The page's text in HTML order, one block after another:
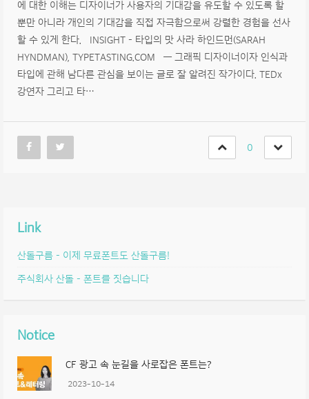
에 대한 이해는 디자이너가 사용자의 기대감을 유도할 수 있도록 할
뿐만 아니라 개인의 기대감을 직접 자극함으로써 강렬한 경험을 선사
할 수 있게 한다. INSIGHT – 타입의 맛 사라 하인드먼(SARAH
HYNDMAN), TYPETASTING.COM — 그래픽 디자이너이자 인식과
타입에 관해 남다른 관심을 보이는 글로 잘 알려진 작가이다. TEDx
강연자 그리고 타…
0
Link
산돌구름 – 이제 무료폰트도 산돌구름!
주식회사 산돌 – 폰트를 짓습니다
Notice
CF 광고 속 눈길을 사로잡은 폰트는?
2023-10-14